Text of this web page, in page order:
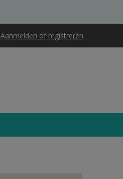
Aanmelden of registreren